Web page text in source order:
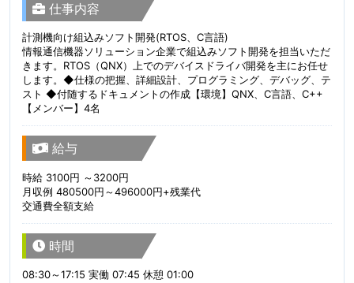
仕事内容
計測機向け組込みソフト開発(RTOS、C言語)
情報通信機器ソリューション企業で組込みソフト開発を担当いただ
きます。RTOS（QNX）上でのデバイスドライバ開発を主にお任せ
します。◆仕様の把握、詳細設計、プログラミング、デバッグ、テ
スト ◆付随するドキュメントの作成【環境】QNX、C言語、C++
【メンバー】4名
給与
時給 3100円 ～3200円
月収例 480500円～496000円+残業代
交通費全額支給
時間
08:30～17:15 実働 07:45 休憩 01:00